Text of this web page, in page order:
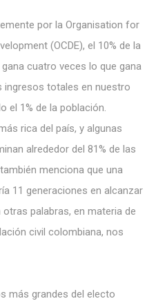
por la Organisation for
(OCDE), el 10% de la
cuatro veces lo que gana
ingresos totales en nuestro
el 1% de la población.
rica del país, y algunas
alrededor del 81% de las
menciona que una
11 generaciones en alcanzar
palabras, en materia de
civil colombiana, nos
más grandes del electo